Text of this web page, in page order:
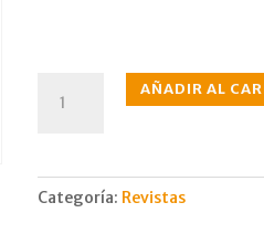
jun.,
AÑADIR AL
Categoría: Revistas